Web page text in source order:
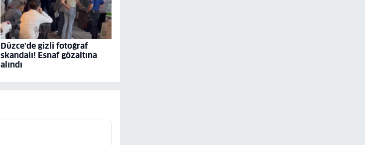
Düzce'de gizli fotoğraf
skandalı! Esnaf gözaltına
alındı